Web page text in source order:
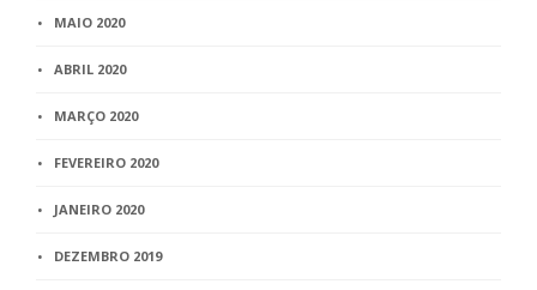
MAIO 2020
ABRIL 2020
MARÇO 2020
FEVEREIRO 2020
JANEIRO 2020
DEZEMBRO 2019